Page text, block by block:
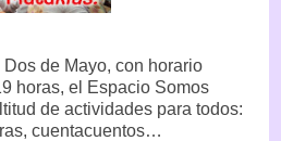
de Mayo, con horario
horas, el Espacio Somos
de actividades para todos:
cuentacuentos…